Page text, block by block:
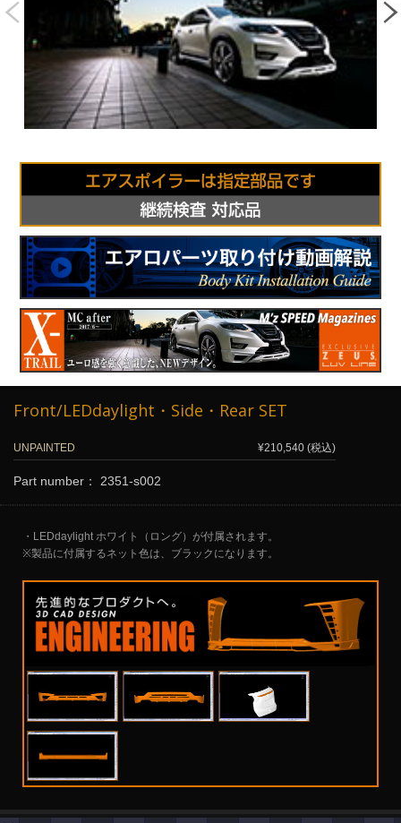
Front/LEDdaylight・Side・Rear SET
UNPAINTED ¥210,540 (税込)
Part number： 2351-s002
・LEDdaylight ホワイト（ロング）が付属されます。
※製品に付属するネット色は、ブラックになります。